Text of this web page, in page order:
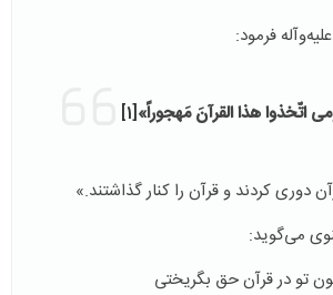
فرمود:
اتّخذوا هذا القرآنَ مَهجوراً»[1]
دوری کردند و قرآن را کنار گذاشتند.»
می‌گوید:
تو در قرآن حق بگریختی